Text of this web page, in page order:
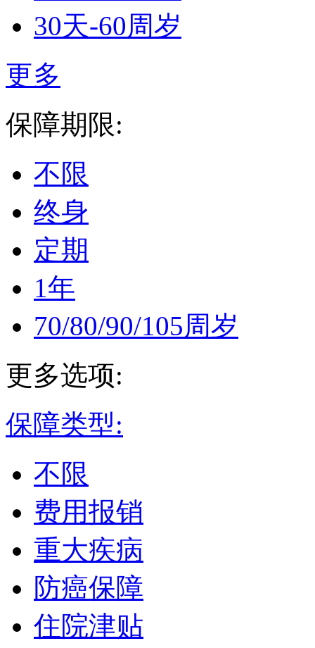
30天-60周岁
更多
保障期限:
不限
终身
定期
1年
70/80/90/105周岁
更多选项:
保障类型:
不限
费用报销
重大疾病
防癌保障
住院津贴